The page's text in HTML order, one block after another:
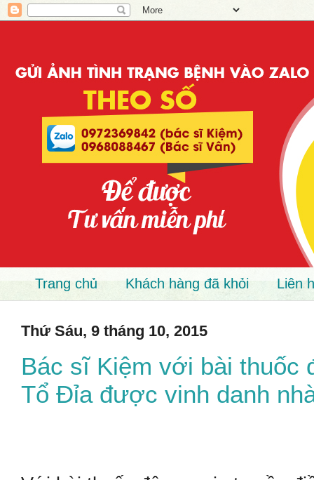
Trang chủ Khách hàng đã khỏi Liên
Thứ Sáu, 9 tháng 10, 2015
Bác sĩ Kiệm với bài thuốc
Tổ Đỉa được vinh danh